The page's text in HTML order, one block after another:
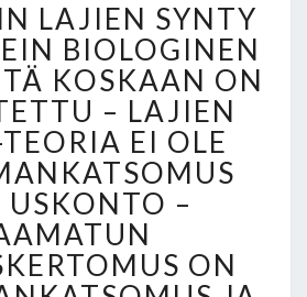
A
R
W
I
N
I
N
L
A
J
I
E
LAJIEN SYNTY
BIOLOGINEN
KOSKAAN ON
– LAJIEN
EI OLE
USKONTO –
ON